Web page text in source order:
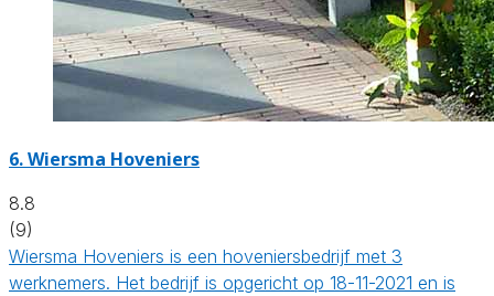
6.Wiersma Hoveniers
8.8
(9)
Wiersma Hoveniers is een hoveniersbedrijf met 3
werknemers. Het bedrijf is opgericht op 18-11-2021 en is